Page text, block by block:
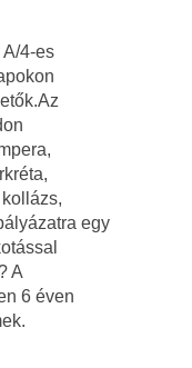
A/4-es
egy
A
6 éven